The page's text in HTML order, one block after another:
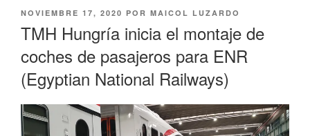
PUBLICADO
NOVIEMBRE 17, 2020 POR MAICOL LUZARDO
TMH Hungría inicia el montaje de
coches de pasajeros para ENR
(Egyptian National Railways)